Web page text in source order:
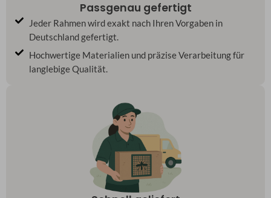
Passgenau gefertigt
Jeder Rahmen wird exakt nach Ihren Vorgaben in
Deutschland gefertigt.
Hochwertige Materialien und präzise Verarbeitung für
langlebige Qualität.